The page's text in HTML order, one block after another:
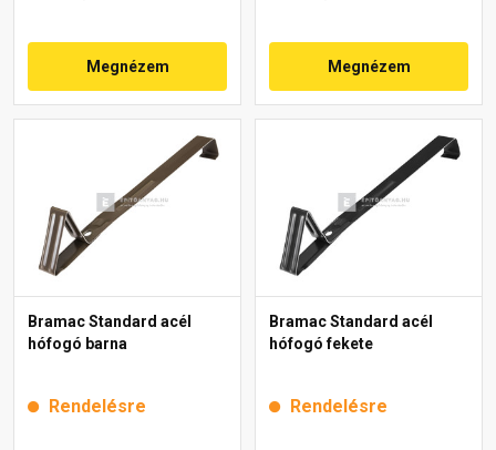
Megnézem Megnézem
Bramac Standard acél
hófogó barna
Rendelésre
Bramac Standard acél
hófogó fekete
Rendelésre